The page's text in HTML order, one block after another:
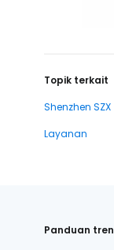
Topik terkait
Shenzhen SZX
Layanan
Panduan tren